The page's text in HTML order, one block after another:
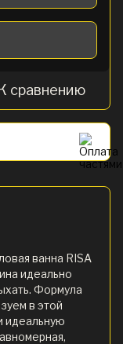
сравнению
ванна RISA
идеально
Формула
в этой
идеальную